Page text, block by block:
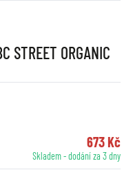
ORGANIC
673 Kč
Skladem - dodání za 3 dny